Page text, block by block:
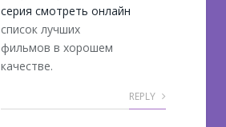
серия смотреть онлайн
список лучших
фильмов в хорошем
качестве.
REPLY